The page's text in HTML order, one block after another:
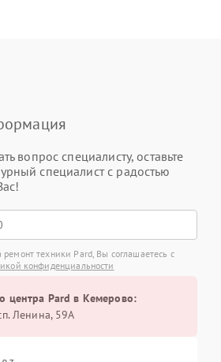
вопрос специалисту, оставьте
специалист с радостью
ремонт техники Pard, Вы соглашаетесь с
конфиденциальности
центра Pard в Кемерово:
Ленина, 59А